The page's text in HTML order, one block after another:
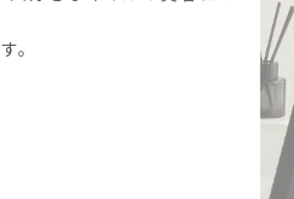
。